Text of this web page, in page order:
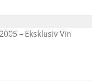
– Eksklusiv Vin